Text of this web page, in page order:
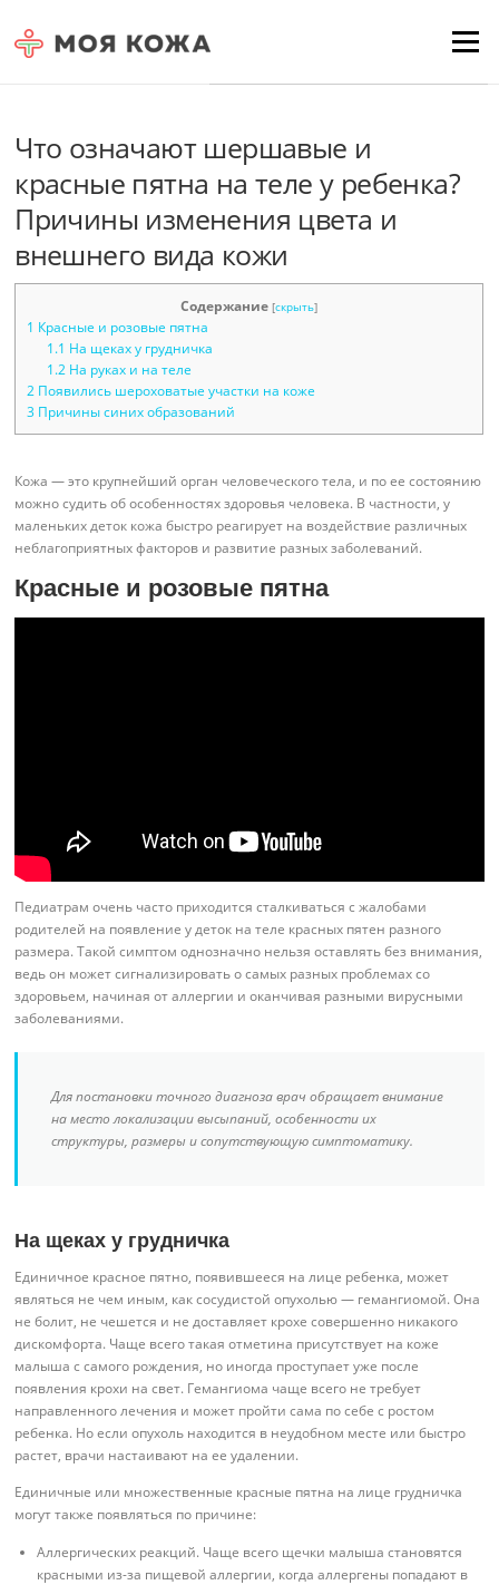
Menu
Что означают шершавые и
красные пятна на теле у ребенка?
Причины изменения цвета и
внешнего вида кожи
Содержание [скрыть]
1 Красные и розовые пятна
1.1 На щеках у грудничка
1.2На руках и на теле
2 Появились шероховатые участки на коже
3 Причины синих образований
Кожа — это крупнейший орган человеческого тела, и по ее состоянию
можно судить об особенностях здоровья человека. В частности, у
маленьких деток кожа быстро реагирует на воздействие различных
неблагоприятных факторов и развитие разных заболеваний.
Красные и розовые пятна
Педиатрам очень часто приходится сталкиваться с жалобами
родителей на появление у деток на теле красных пятен разного
размера. Такой симптом однозначно нельзя оставлять без внимания,
ведь он может сигнализировать о самых разных проблемах со
здоровьем, начиная от аллергии и оканчивая разными вирусными
заболеваниями.
Для постановки точного диагноза врач обращает внимание
на место локализации высыпаний, особенности их
структуры, размеры и сопутствующую симптоматику.
На щеках у грудничка
Единичное красное пятно, появившееся на лице ребенка, может
являться не чем иным, как сосудистой опухолью — гемангиомой. Она
не болит, не чешется и не доставляет крохе совершенно никакого
дискомфорта. Чаще всего такая отметина присутствует на коже
малыша с самого рождения, но иногда проступает уже после
появления крохи на свет. Гемангиома чаще всего не требует
направленного лечения и может пройти сама по себе с ростом
ребенка. Но если опухоль находится в неудобном месте или быстро
растет, врачи настаивают на ее удалении.
Единичные или множественные красные пятна на лице грудничка
могут также появляться по причине:
Аллергических реакций. Чаще всего щечки малыша становятся
красными из-за пищевой аллергии, когда аллергены попадают в
Для любых предложений по